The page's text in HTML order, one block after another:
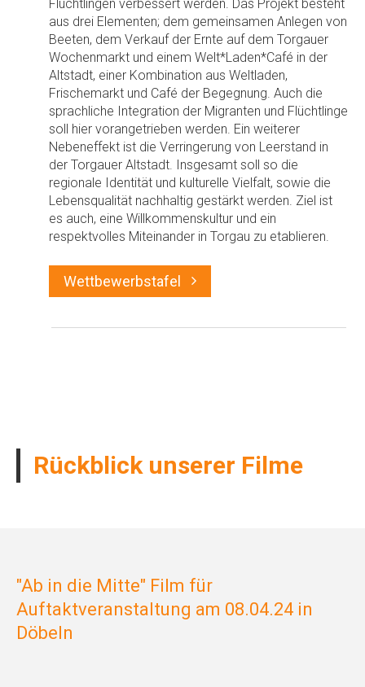
Flüchtlingen verbessert werden. Das Projekt besteht
aus drei Elementen; dem gemeinsamen Anlegen von
Beeten, dem Verkauf der Ernte auf dem Torgauer
Wochenmarkt und einem Welt*Laden*Café in der
Altstadt, einer Kombination aus Weltladen,
Frischemarkt und Café der Begegnung. Auch die
sprachliche Integration der Migranten und Flüchtlinge
soll hier vorangetrieben werden. Ein weiterer
Nebeneffekt ist die Verringerung von Leerstand in
der Torgauer Altstadt. Insgesamt soll so die
regionale Identität und kulturelle Vielfalt, sowie die
Lebensqualität nachhaltig gestärkt werden. Ziel ist
es auch, eine Willkommenskultur und ein
respektvolles Miteinander in Torgau zu etablieren.
Wettbewerbstafel
Rückblick unserer Filme
"Ab in die Mitte" Film für
Auftaktveranstaltung am 08.04.24 in
Döbeln